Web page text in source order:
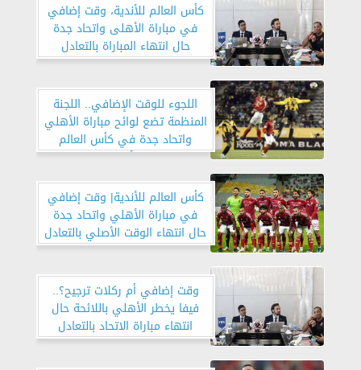
كأس العالم للأندية، وقت إضافي
في مباراة الأهلى واتحاد جدة
حال انتهاء المباراة بالتعادل
اللجوء للوقت الإضافي.. اللجنة
المنظمة تضع لوائح مباراة الأهلي
واتحاد جدة في كأس العالم
للأندية
كأس العالم للأندية| وقت إضافي
في مباراة الأهلي واتحاد جدة
حال انتهاء الوقت الأصلي بالتعادل
وقت إضافي أم ركلات ترجيح؟..
فيفا يخطر الأهلي باللائحة حال
انتهاء مباراة الاتحاد بالتعادل